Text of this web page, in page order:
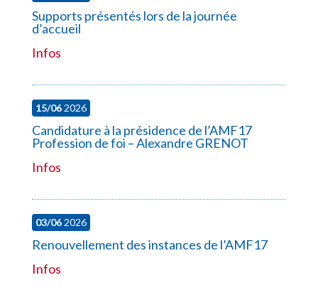
Supports présentés lors de la journée
d’accueil
Infos
15/062026
Candidature à la présidence de l’AMF17
Profession de foi – Alexandre GRENOT
Infos
03/062026
Renouvellement des instances de l’AMF17
Infos